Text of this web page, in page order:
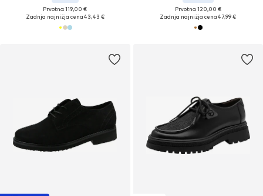
Prvotno: 119,00 €
Zadnja najnižja cena43,43 €
Prvotno: 120,00 €
Zadnja najnižja cena47,99 €